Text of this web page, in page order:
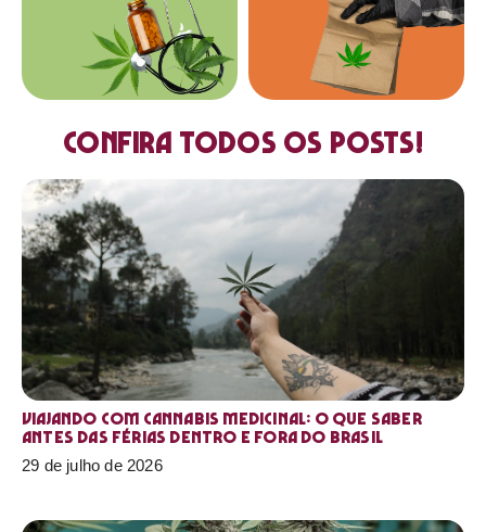
Confira todos os posts!
Viajando com cannabis medicinal: o que saber
antes das férias dentro e fora do Brasil
29 de julho de 2026